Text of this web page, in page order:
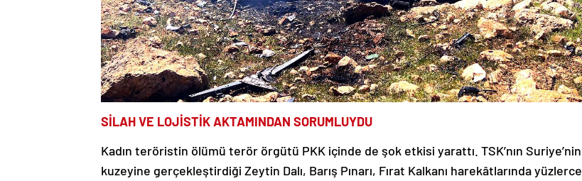
SİLAH VE LOJİSTİK AKTAMINDAN SORUMLUYDU
Kadın teröristin ölümü terör örgütü PKK içinde de şok etkisi yarattı. TSK’nın Suriye’nin
kuzeyine gerçekleştirdiği Zeytin Dalı, Barış Pınarı, Fırat Kalkanı harekâtlarında yüzlerce